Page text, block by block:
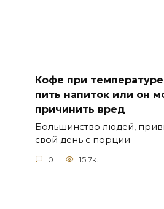
Кофе при
пить напиток или он
причинить вред
Большинство людей,
свой день с порции
0 15.7к.